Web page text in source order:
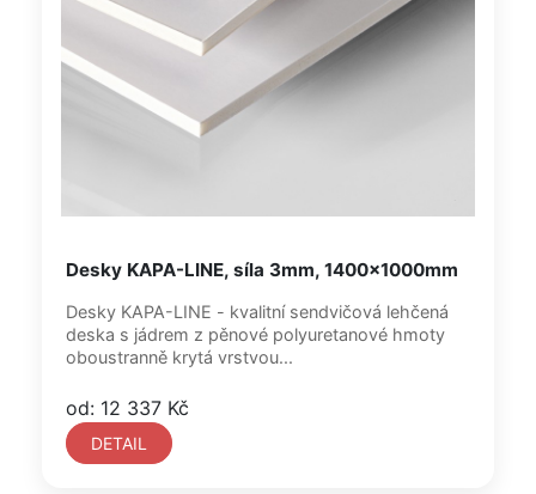
Desky KAPA-LINE, síla 3mm, 1400x1000mm
Desky KAPA-LINE - kvalitní sendvičová lehčená
deska s jádrem z pěnové polyuretanové hmoty
oboustranně krytá vrstvou...
od: 12 337 Kč
DETAIL